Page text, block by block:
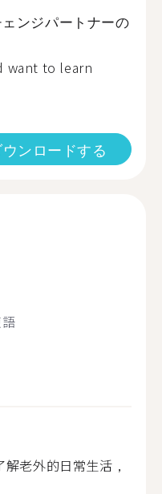
ンジパートナーの
want to learn
ンロードする
老外的日常生活，